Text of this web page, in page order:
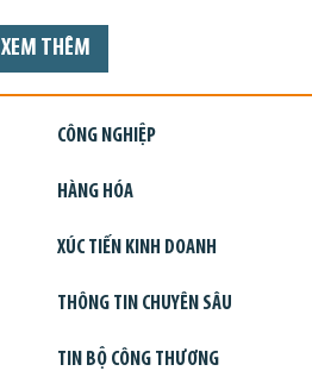
XEM THÊM
CÔNG NGHIỆP
HÀNG HÓA
XÚC TIẾN KINH DOANH
THÔNG TIN CHUYÊN SÂU
TIN BỘ CÔNG THƯƠNG